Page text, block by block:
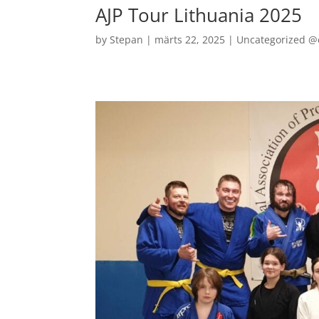
AJP Tour Lithuania 2025
by Stepan | märts 22, 2025 | Uncategorized